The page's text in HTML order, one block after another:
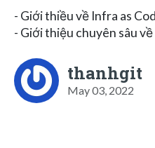
- Giới thiều về Infra as
- Giới thiệu chuyên sâu
thanhgit
May 03, 2022